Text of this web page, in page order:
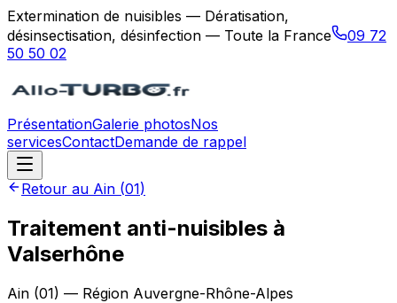
Extermination de nuisibles — Dératisation,
désinsectisation, désinfection — Toute la France
09 72
50 50 02
PrésentationGalerie photosNos
servicesContactDemande de rappel
Retour au Ain (01)
Traitement anti-nuisibles à
Valserhône
Ain (01) — Région Auvergne-Rhône-Alpes